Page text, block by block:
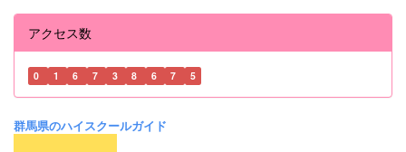
アクセス数
0 1 6 7 3 8 6 7 5
群馬県のハイスクールガイド